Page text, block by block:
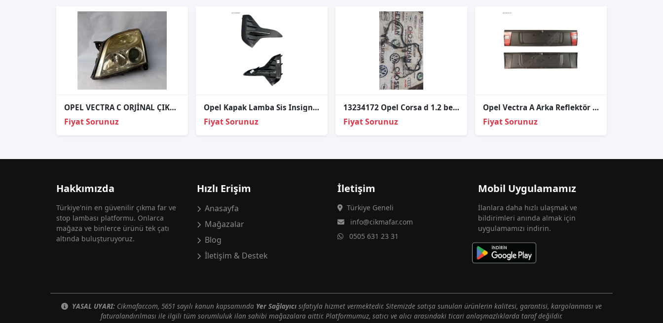
OPEL VECTRA C ORJİNAL ÇIKMA SOL FAR
Fiyat Sorunuz
Opel Kapak Lamba Sis Insignia B 20-22 Sol (Sissiz)
Fiyat Sorunuz
13234172 Opel Corsa d 1.2 benzinli fan tesisatı
Fiyat Sorunuz
Opel Vectra A Arka Reflektör Füme 1993-1995
Fiyat Sorunuz
Hakkımızda
Türkiye'nin en güvenilir çıkma far ve
stop lambası platformu. Onlarca
mağaza ve binlerce ürünü tek çatı
altında buluşturuyoruz.
Hızlı Erişim
Anasayfa
Mağazalar
Blog
İletişim & Destek
İletişim
Türkiye Geneli
info@cikmafar.com
0505 631 23 31
Mobil Uygulamamız
İlanlara daha hızlı ulaşmak ve
bildirimleri anında almak için
uygulamamızı indirin.
YASAL UYARI: Cikmafar.com, 5651 sayılı kanun kapsamında Yer Sağlayıcı sıfatıyla hizmet vermektedir. Sitemizde satışa sunulan ürünlerin kalitesi, garantisi, kargolanması ve
faturalandırılması ile ilgili tüm sorumluluk ilan sahibi mağazalara aittir. Platformumuz, satıcı ve alıcı arasındaki ticari anlaşmazlıklarda taraf değildir.